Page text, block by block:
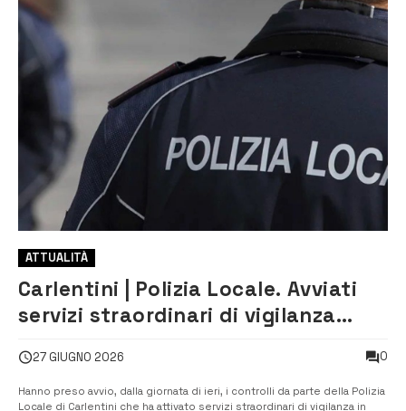
ATTUALITÀ
Carlentini | Polizia Locale. Avviati
servizi straordinari di vigilanza
27 GIUGNO 2026 0
Hanno preso avvio, dalla giornata di ieri, i controlli da parte della Polizia
Locale di Carlentini che ha attivato servizi straordinari di vigilanza in